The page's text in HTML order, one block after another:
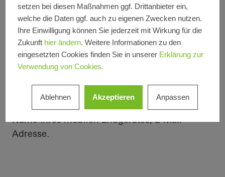
4.3. Weiterhin benötigen wir Ihre
Gerätekennzeichnung, eindeutige Nummer
des Endgerätes (IMEI = International Mobile
Equipment Identity), eindeutige Nummer des
Subscriber Identity), Mobilfunknummer
Name Ihres mobilen Endgerätes, E-Mail-
Adresse.
setzen bei diesen Maßnahmen ggf. Drittanbieter ein,
welche die Daten ggf. auch zu eigenen Zwecken nutzen.
Ihre Einwilligung können Sie jederzeit mit Wirkung für die
Zukunft hier ändern. Weitere Informationen zu den
eingesetzten Cookies finden Sie in unserer Erklärung zur
Verwendung von Cookies.
Ablehnen Akzeptieren Anpassen